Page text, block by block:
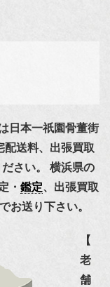
日本一祇園骨董街
配送料、出張買取
さい。
横浜県の
・ 鑑定、出張買取
お送り下さい。
【
老
舗